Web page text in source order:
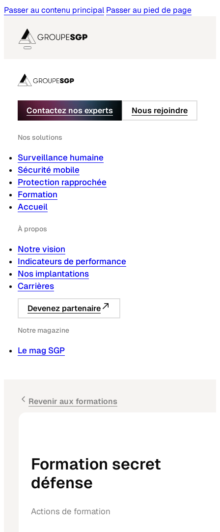
Passer au contenu principal Passer au pied de page
Contactez nos experts Nous rejoindre
Nos solutions
Surveillance humaine
Sécurité mobile
Protection rapprochée
Formation
Accueil
À propos
Notre vision
Indicateurs de performance
Nos implantations
Carrières
Devenez partenaire
Notre magazine
Le mag SGP
Revenir aux formations
Formation secret
défense
Actions de formation